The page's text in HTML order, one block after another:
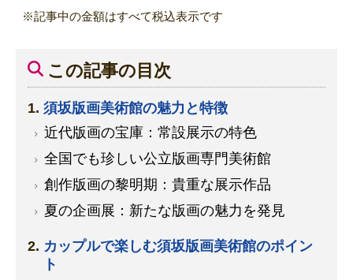
※記事中の金額はすべて税込表示です
この記事の目次
須坂版画美術館の魅力と特徴
近代版画の宝庫：常設展示の特色
全国でも珍しい公立版画専門美術館
創作版画の黎明期：貴重な展示作品
夏の企画展：新たな版画の魅力を発見
カップルで楽しむ須坂版画美術館のポイン
ト